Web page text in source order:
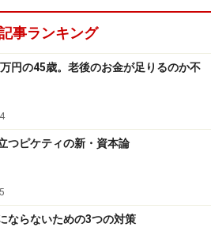
事ランキング
円の45歳。老後のお金が足りるのか不
つピケティの新・資本論
ならないための3つの対策